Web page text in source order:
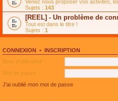
l
e
p
l
u
s
é
c
e
n
t
o
n
l
u
l
e
l
u
s
é
e
a
g
e
n
o
n
u
l
e
l
s
Venez nous proposer vos activités,
Sujets : 143
[REEL] - Un problème de
Tout est dans le titre !
Sujets : 1
CONNEXION • INSCRIPTION
Nom d’utilisateur :
Mot de passe :
J’ai oublié mon mot de passe